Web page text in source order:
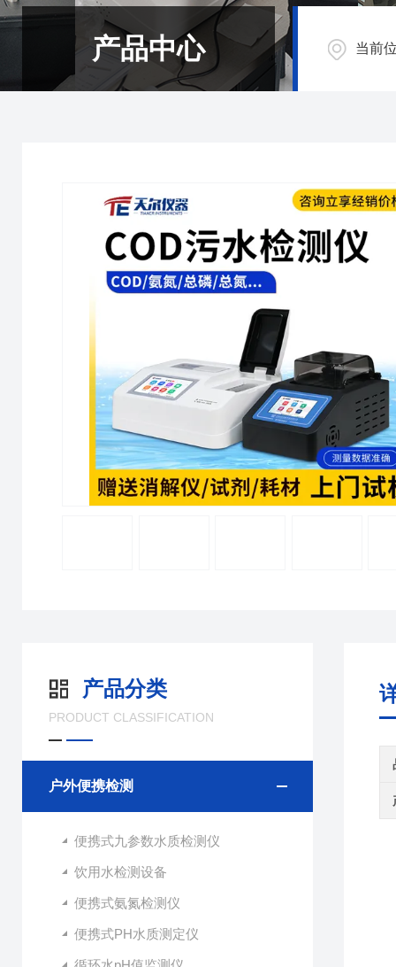
产品中心 当前
产品分类
PRODUCT CLASSIFICATION
户外便携检测
便携式九参数水质检测仪
饮用水检测设备
便携式氨氮检测仪
便携式PH水质测定仪